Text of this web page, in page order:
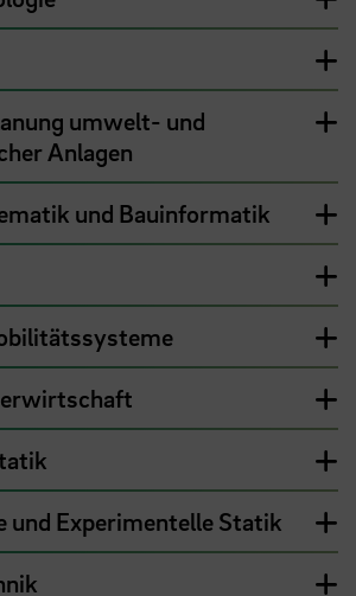
umwelt- und
Anlagen
und Bauinformatik
und Experimentelle Statik